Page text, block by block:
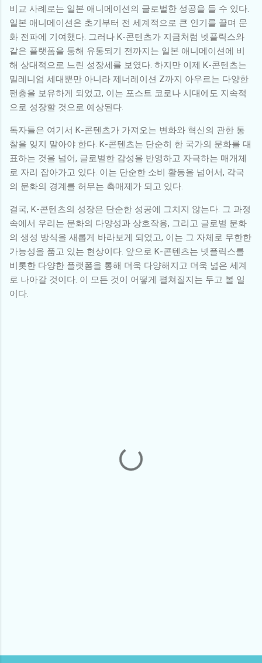
비교 사례로는 일본 애니메이션의 글로벌한 성공을 들 수 있다.
일본 애니메이션은 초기부터 전 세계적으로 큰 인기를 끌며 문
화 전파에 기여했다. 그러나 K-콘텐츠가 지금처럼 넷플릭스와
같은 플랫폼을 통해 유통되기 전까지는 일본 애니메이션에 비
해 상대적으로 느린 성장세를 보였다. 하지만 이제 K-콘텐츠는
밀레니엄 세대뿐만 아니라 제너레이션 Z까지 아우르는 다양한
팬층을 보유하게 되었고, 이는 포스트 코로나 시대에도 지속적
으로 성장할 것으로 예상된다.
독자들은 여기서 K-콘텐츠가 가져오는 변화와 혁신의 관한 통
찰을 잊지 말아야 한다. K-콘텐츠는 단순히 한 국가의 문화를 대
표하는 것을 넘어, 글로벌한 감성을 반영하고 자극하는 매개체
로 자리 잡아가고 있다. 이는 단순한 소비 활동을 넘어서, 각국
의 문화의 경계를 허무는 촉매제가 되고 있다.
결국, K-콘텐츠의 성장은 단순한 성공에 그치지 않는다. 그 과정
속에서 우리는 문화의 다양성과 상호작용, 그리고 글로벌 문화
의 생성 방식을 새롭게 바라보게 되었고, 이는 그 자체로 무한한
가능성을 품고 있는 현상이다. 앞으로 K-콘텐츠는 넷플릭스를
비롯한 다양한 플랫폼을 통해 더욱 다양해지고 더욱 넓은 세계
로 나아갈 것이다. 이 모든 것이 어떻게 펼쳐질지는 두고 볼 일
이다.